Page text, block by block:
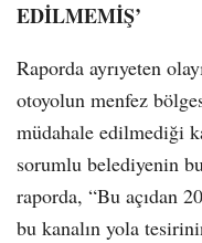
EDİLMEMİŞ’
Raporda ayrıyeten
otoyolun menfez
müdahale edilmediği
sorumlu belediyenin
raporda, “Bu açıdan
bu kanalın yola